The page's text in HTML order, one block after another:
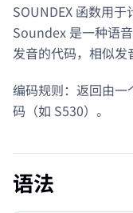
SOUNDEX 函数用于
Soundex 是一种语
发音的代码，相似发
编码规则：返回由
码（如 S530）。
语法